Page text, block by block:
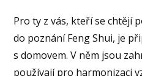
Pro ty z vás, kteří se chtějí
do poznání Feng Shui, je
s domovem. V něm jsou
používají pro harmonizaci